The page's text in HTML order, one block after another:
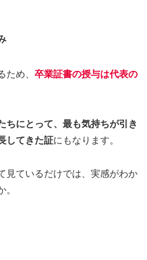
ため、 卒業証書の授与は代表の
ちにとって、最も気持ちが引き
してきた証にもなります。
見ているだけでは、実感がわか
。